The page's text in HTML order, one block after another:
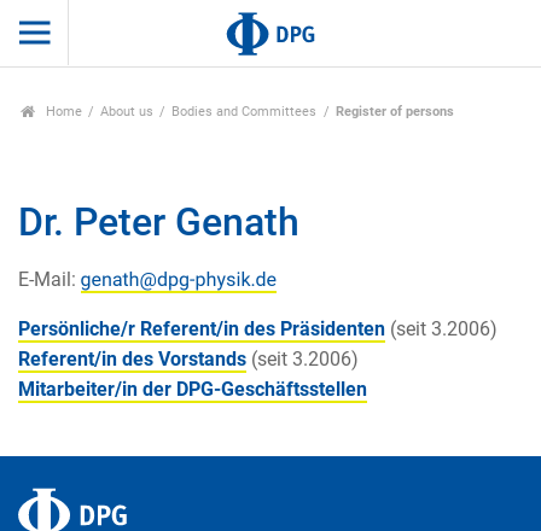
Home About us Bodies and Committees Register of persons
Dr. Peter Genath
E-Mail:
Persönliche/r Referent/in des Präsidenten (seit 3.2006)
Referent/in des Vorstands (seit 3.2006)
Mitarbeiter/in der DPG-Geschäftsstellen